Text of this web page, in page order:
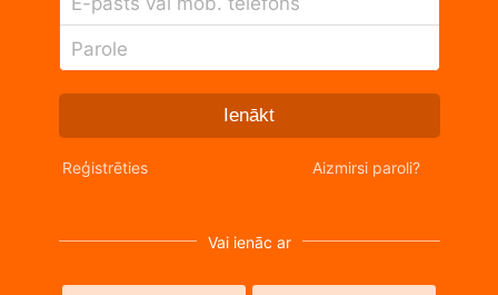
Parole
Ienākt
Reģistrēties Aizmirsi paroli?
Vai ienāc ar